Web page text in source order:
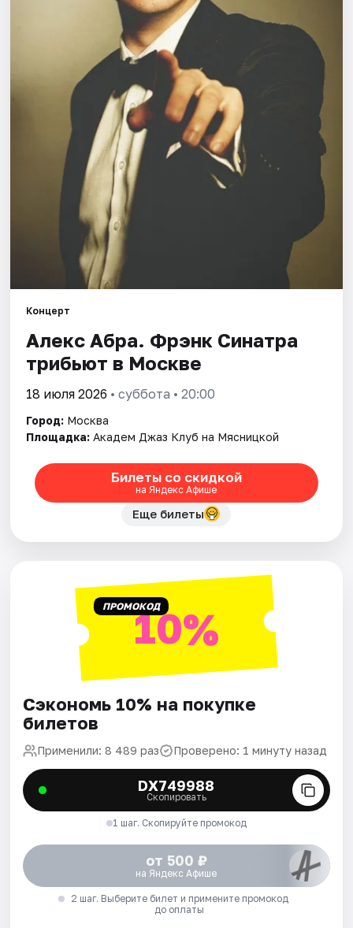
Площадки
Рейтинги
Концерт
Алекс Абра. Фрэнк Синатра
трибьют в Москве
18 июля 2026 • суббота • 20:00
Город: Москва
Площадка: Академ Джаз Клуб на Мясницкой
Билеты со скидкой
на Яндекс Афише
Еще билеты
ПРОМОКОД10%
Сэкономь 10% на покупке
билетов
Применили: 8 489 раз Проверено: 1 минуту назад
DX749988
Скопировать
1 шаг. Скопируйте промокод
от 500 ₽
на Яндекс Афише
2 шаг. Выберите билет и примените промокод
до оплаты